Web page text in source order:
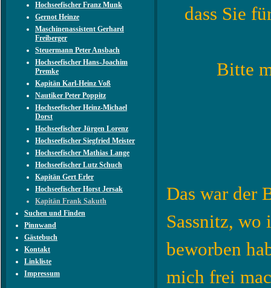
Hochseefischer Franz Munk
Gernot Heinze
Maschinenassistent Gerhard
Freiberger
Steuermann Peter Ansbach
Hochseefischer Hans-Joachim
Premke
Kapitän Karl-Heinz Voß
Nautiker Peter Poppitz
Hochseefischer Heinz-Michael
Dorst
Hochseefischer Jürgen Lorenz
Hochseefischer Siegfried Meister
Hochseefischer Mathias Lange
Hochseefischer Lutz Schuch
Kapitän Gert Erler
Hochseefischer Horst Jersak
Kapitän Frank Sakuth
Suchen und Finden
Pinnwand
Gästebuch
Kontakt
Linkliste
Impressum
dass Sie
Bitte
Das war der
Sassnitz,
beworben
mich frei